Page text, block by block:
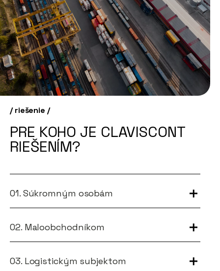
/ riešenie /
PRE KOHO JE CLAVISCONT
RIEŠENÍM?
01. Súkromným osobám
02. Maloobchodníkom
03. Logistickým subjektom